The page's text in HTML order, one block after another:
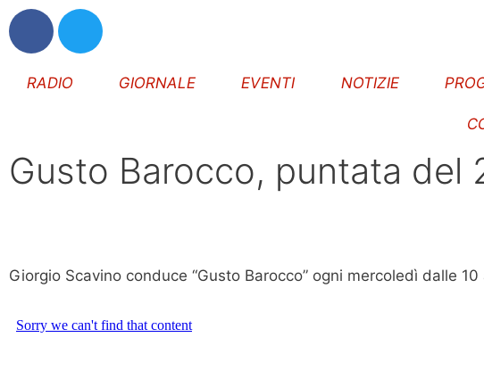
RADIO GIORNALE EVENTI NOTIZIE
Gusto Barocco, puntata del
Giorgio Scavino conduce “Gusto Barocco” ogni mercoledì dalle